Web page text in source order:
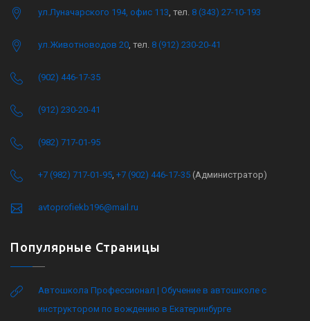
ул.Луначарского 194, офис 113 , тел. 8 (343) 27-10-193
ул.Животноводов 20 , тел. 8 (912) 230-20-41
(902) 446-17-35
(912) 230-20-41
(982) 717-01-95
+7 (982) 717-01-95 +7 (902) 446-17-35 (Администратор)
avtoprofiekb196@mail.ru
Популярные Страницы
Автошкола Профессионал | Обучение в автошколе с
инструктором по вождению в Екатеринбурге